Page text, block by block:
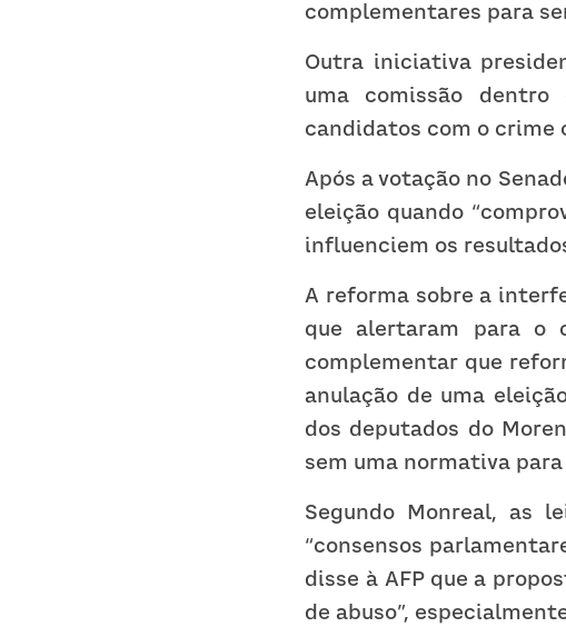
complementares para
Outra iniciativa
uma comissão
candidatos com o crime
Após a votação no
eleição quando
influenciem os
A reforma sobre a
que alertaram para o
complementar que
anulação de uma
dos deputados do
sem uma normativa
Segundo Monreal, as
“consensos
disse à AFP que a
de abuso”,